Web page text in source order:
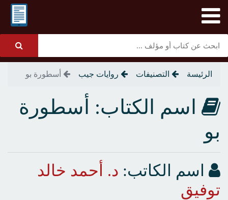
الرئيسة التصنيفات روايات جيب أسطورة بو
اسم الكتاب: أسطورة
بو
اسم الكاتب: د. أحمد خالد
توفيق